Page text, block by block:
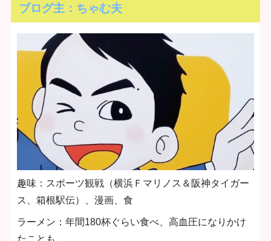
ブログ主：ちゃむ夫
趣味：スポーツ観戦（横浜Ｆマリノス＆阪神タイガー
ス、箱根駅伝）、漫画、食
ラーメン：年間180杯ぐらい食べ、高血圧になりかけ
たことも。